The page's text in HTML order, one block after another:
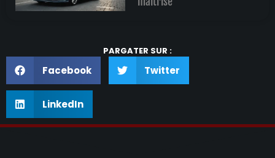
PARGATER SUR :
Facebook Twitter
LinkedIn